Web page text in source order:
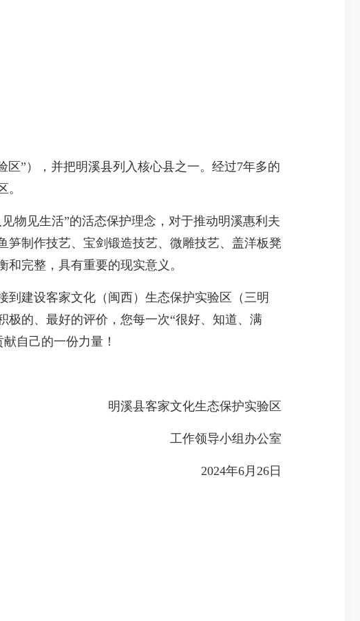
”），并把明溪县列入核心县之一。经过7年多的
见生活”的活态保护理念，对于推动明溪惠利夫
笋制作技艺、宝剑锻造技艺、微雕技艺、盖洋板凳
完整，具有重要的现实意义。
建设客家文化（闽西）生态保护实验区（三明
的、最好的评价，您每一次“很好、知道、满
自己的一份力量！
明溪县客家文化生态保护实验区
工作领导小组办公室
2024年6月26日